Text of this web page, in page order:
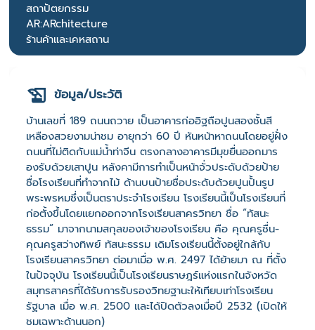
สถาปัตยกรรม
AR:ARchitecture
ร้านค้าและเคหสถาน
ข้อมูล/ประวัติ
บ้านเลขที่ 189 ถนนถวาย เป็นอาคารก่ออิฐถือปูนสองชั้นสี
เหลืองสวยงามน่าชม อายุกว่า 60 ปี หันหน้าหาถนนโดยอยู่ฝั่ง
ถนนที่ไม่ติดกับแม่น้ำท่าจีน ตรงกลางอาคารมีมุขยื่นออกมาร
องรับด้วยเสาปูน หลังคามีการทำเป็นหน้าจั่วประดับด้วยป้าย
ชื่อโรงเรียนที่ทำจากไม้ ด้านบนป้ายชื่อประดับด้วยปูนปั้นรูป
พระพรหมซึ่งเป็นตราประจำโรงเรียน โรงเรียนนี้เป็นโรงเรียนที่
ก่อตั้งขึ้นโดยแยกออกจากโรงเรียนสาครวิทยา ชื่อ “ทัสนะ
ธรรม” มาจากนามสกุลของเจ้าของโรงเรียน คือ คุณครูชื่น-
คุณครูสว่างทิพย์ ทัสนะธรรม เดิมโรงเรียนนี้ตั้งอยู่ใกล้กับ
โรงเรียนสาครวิทยา ต่อมาเมื่อ พ.ศ. 2497 ได้ย้ายมา ณ ที่ตั้ง
ในปัจจุบัน โรงเรียนนี้เป็นโรงเรียนราษฎร์แห่งแรกในจังหวัด
สมุทรสาครที่ได้รับการรับรองวิทยฐานะให้เทียบเท่าโรงเรียน
รัฐบาล เมื่อ พ.ศ. 2500 และได้ปิดตัวลงเมื่อปี 2532 (เปิดให้
ชมเฉพาะด้านนอก)